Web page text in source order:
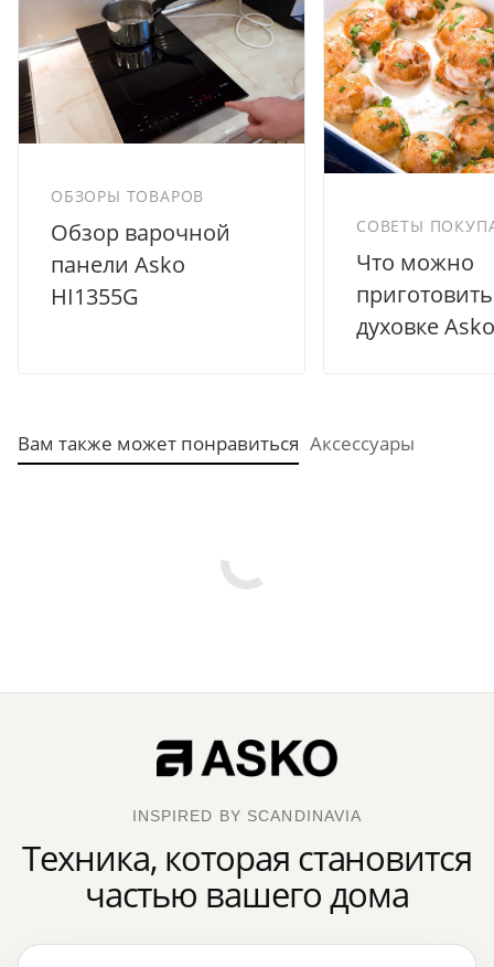
ОБЗОРЫ ТОВАРОВ
Обзор варочной
панели Asko
HI1355G
СОВЕТЫ
Что можно
духовке
Вам также может понравиться Аксессуары
INSPIRED BY SCANDINAVIA
Техника, которая становится
частью вашего дома